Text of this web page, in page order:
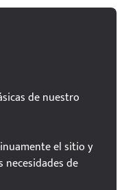
de nuestro
el sitio y
de